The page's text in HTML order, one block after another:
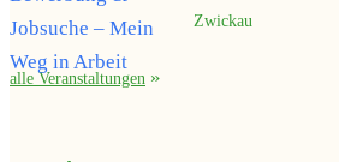
Zwickau
alle Veranstaltungen